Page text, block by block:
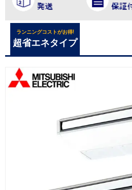
ランニングコストがお得!
超省エネタイプ